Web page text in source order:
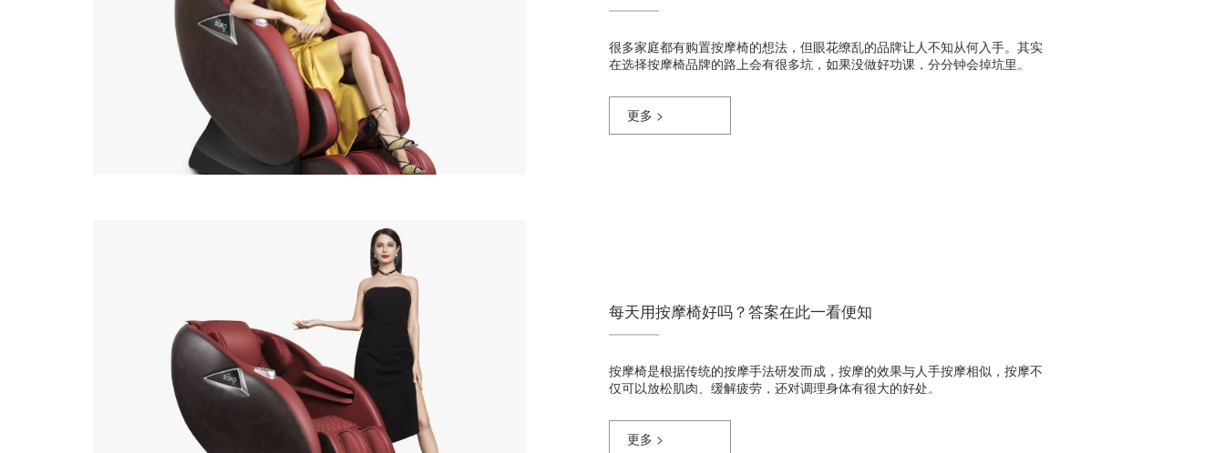
很多家庭都有购置按摩椅的想法，但眼花缭乱的品牌让人不知从何入手。其实
在选择按摩椅品牌的路上会有很多坑，如果没做好功课，分分钟会掉坑里。
更多 >
每天用按摩椅好吗？答案在此一看便知
按摩椅是根据传统的按摩手法研发而成，按摩的效果与人手按摩相似，按摩不
仅可以放松肌肉、缓解疲劳，还对调理身体有很大的好处。
更多 >